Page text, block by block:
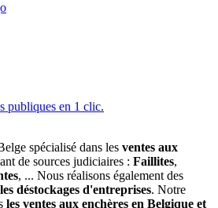
spécialisé dans les ventes aux
de sources judiciaires : Faillites,
, ... Nous réalisons également des
les déstockages d'entreprises. Notre
les ventes aux enchères en Belgique et